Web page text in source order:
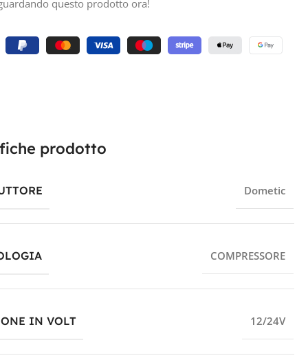
questo prodotto ora!
prodotto
Dometic
COMPRESSORE
IN VOLT 12/24V